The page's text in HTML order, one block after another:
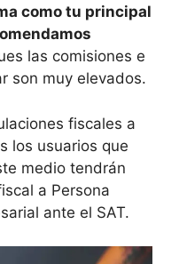
como tu principal
las comisiones e
son muy elevados.
fiscales a
los usuarios que
medio tendrán
a Persona
ante el SAT.